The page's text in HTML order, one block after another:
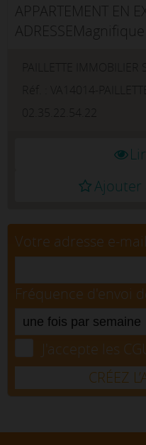
APPARTEMENT EN
Ajouter
Votre adresse e-mail
Fréquence d'envoi
J'accepte les
CRÉEZ